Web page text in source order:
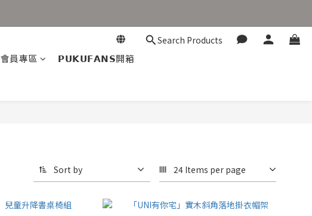
Search Products
會員專區
𝗣𝗨𝗞𝗨𝗙𝗔𝗡𝗦開箱
Sort by 24 Items per page